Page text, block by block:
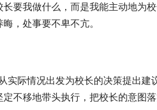
要我做什么，而是我能主动地为
，处事要不卑不亢。
实际情况出发为校长的决策提出建
不移地带头执行，把校长的意图落